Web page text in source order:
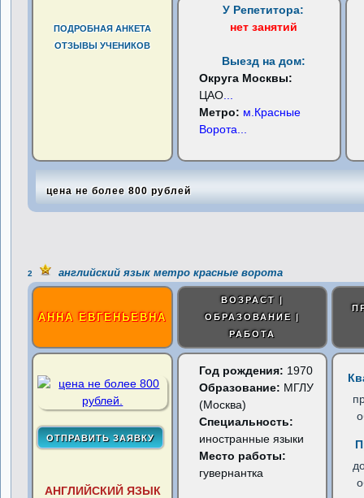
ПОДРОБНАЯ АНКЕТА
ОТЗЫВЫ УЧЕНИКОВ
У Репетитора:
нет занятий
Выезд на дом:
Округа Москвы:
ЦАО
Метро: м.Красные
Ворота
цена не более 800 рублей
2 английский язык метро красные ворота
АННА ЕВГЕНЬЕВНА
ВОЗРАСТ |
ОБРАЗОВАНИЕ |
РАБОТА
АНГЛИЙСКИЙ ЯЗЫК
Год рождения: 1970
Образование: МГЛУ
(Москва)
Специальность:
иностранные языки
Место работы:
гувернантка